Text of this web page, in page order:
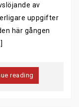
av
uppgifter
här gången
reading